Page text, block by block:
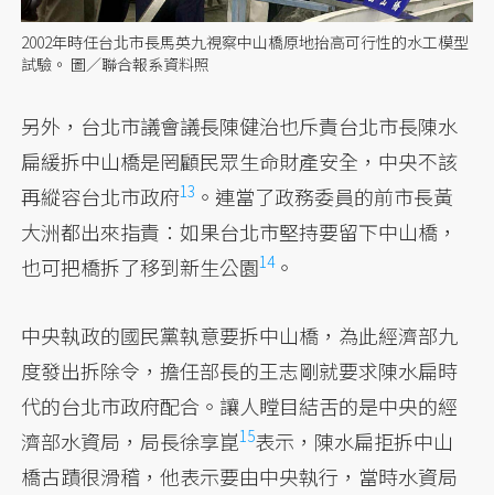
2002年時任台北市長馬英九視察中山橋原地抬高可行性的水工模型
試驗。 圖／聯合報系資料照
另外，台北市議會議長陳健治也斥責台北市長陳水
扁緩拆中山橋是罔顧民眾生命財產安全， 中央不該
再縱容台北市政府13 。連當了政務委員的前市長黃
大洲都出來指責：如果台北市堅持要留下中山橋，
也可把橋拆了移到新生公園14。
中央執政的國民黨執意要拆中山橋，為此經濟部九
度發出拆除令，擔任部長的王志剛就要求陳水扁時
代的台北市政府配合。讓人瞠目結舌的是中央的經
濟部水資局， 局長徐享崑15表示，陳水扁拒拆中山
橋古蹟很滑稽，他表示要由中央執行，當時水資局